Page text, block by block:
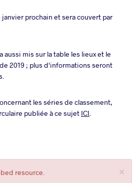
prochain et sera couvert par
aussi mis sur la table les lieux et le
2019 ; plus d'informations seront
les séries de classement,
publiée à ce sujet ICI
×
resource.